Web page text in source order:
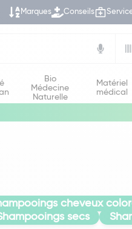
Marques Conseils
Bio
Médecine
Naturelle
Matériel
médical
cheveux
secs